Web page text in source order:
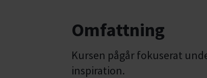
Omfattning
Kursen pågår fokuserat
inspiration.